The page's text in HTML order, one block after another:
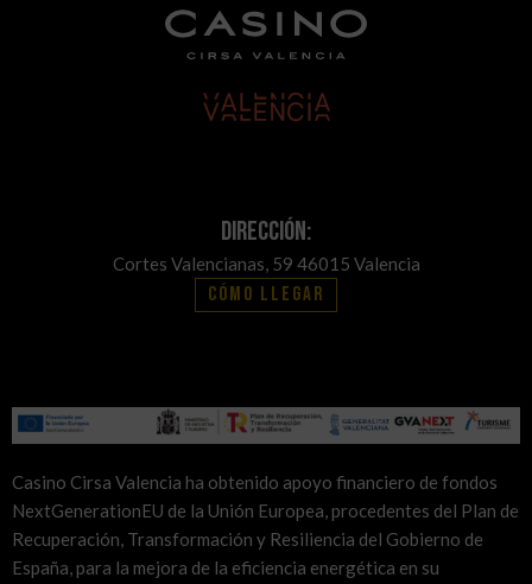
Dirección:
Cortes Valencianas, 59 46015 Valencia
Cómo llegar
Casino Cirsa Valencia ha obtenido apoyo financiero de fondos
NextGenerationEU de la Unión Europea, procedentes del Plan de
Recuperación, Transformación y Resiliencia del Gobierno de
España, para la mejora de la eficiencia energética en su